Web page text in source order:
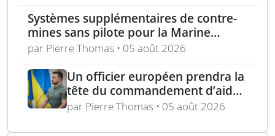
Systèmes supplémentaires de contre-
mines sans pilote pour la Marine
nationale française
par Pierre Thomas • 05 août 2026
Un officier européen prendra la
tête du commandement d’aide
militaire à l’Ukraine d’ici un an
par Pierre Thomas • 05 août 2026